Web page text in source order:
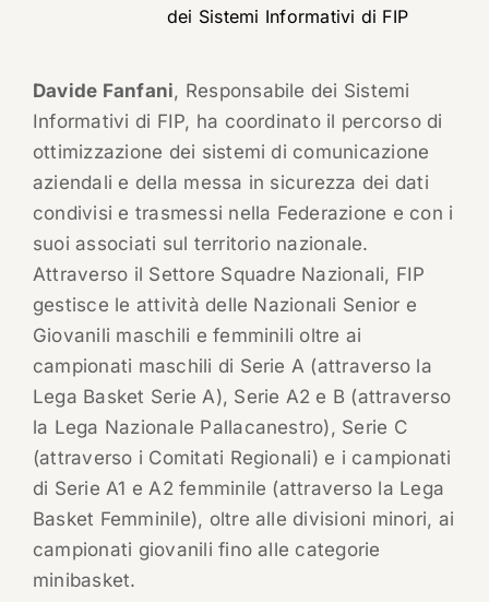
dei Sistemi Informativi di FIP
Davide Fanfani, Responsabile dei Sistemi
Informativi di FIP, ha coordinato il percorso di
ottimizzazione dei sistemi di comunicazione
aziendali e della messa in sicurezza dei dati
condivisi e trasmessi nella Federazione e con i
suoi associati sul territorio nazionale.
Attraverso il Settore Squadre Nazionali, FIP
gestisce le attività delle Nazionali Senior e
Giovanili maschili e femminili oltre ai
campionati maschili di Serie A (attraverso la
Lega Basket Serie A), Serie A2 e B (attraverso
la Lega Nazionale Pallacanestro), Serie C
(attraverso i Comitati Regionali) e i campionati
di Serie A1 e A2 femminile (attraverso la Lega
Basket Femminile), oltre alle divisioni minori, ai
campionati giovanili fino alle categorie
minibasket.